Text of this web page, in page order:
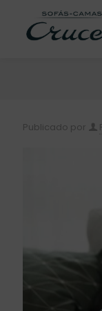
Publicado por